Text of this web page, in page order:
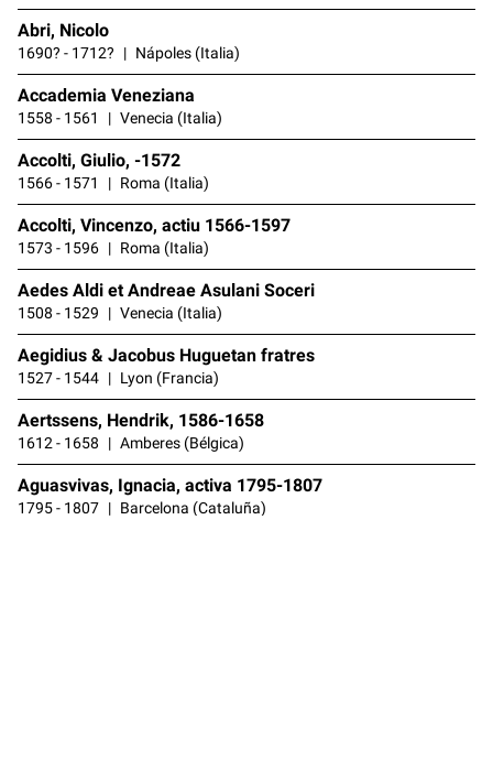
Abri, Nicolo
1690? - 1712? Nápoles (Italia)
Accademia Veneziana
1558 - 1561 Venecia (Italia)
Accolti, Giulio, -1572
1566 - 1571 Roma (Italia)
Accolti, Vincenzo, actiu 1566-1597
1573 - 1596 Roma (Italia)
Aedes Aldi et Andreae Asulani Soceri
1508 - 1529 Venecia (Italia)
Aegidius & Jacobus Huguetan fratres
1527 - 1544 Lyon (Francia)
Aertssens, Hendrik, 1586-1658
1612 - 1658 Amberes (Bélgica)
Aguasvivas, Ignacia, activa 1795-1807
1795 - 1807 Barcelona (Cataluña)